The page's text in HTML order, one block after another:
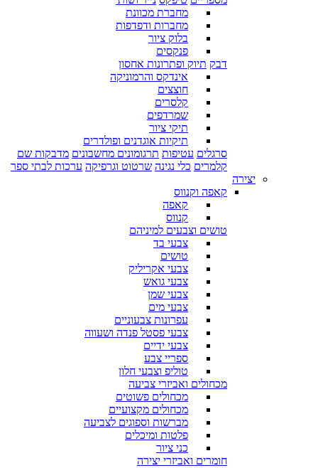
מחברת מכוונת
מחברות ודפדפות
בלוק ציור
פנקסים
דבק תיוק ופתרונות אחסון
אינדקס והרמוניקה
חוצצים
קלסרים
שמרדפים
תיקי ציור
תיקיות אוגדנים ופולדרים
סרגלים עטיפות תרגומונים מחשבונים מדבקות שם
קלמרים כלי נגינה שרטוט וגרפיקה ערכות לבתי ספר
יצירה
קאפה וקנווס
קאפה
קנווס
טושים וצבעים למיניהם
צבעי בד
טושים
צבעי אקריליק
צבעי גואש
צבעי שמן
צבעי מים
עפרונות צבעוניים
צבעי פסטל פנדה ושעווה
צבעי ידיים
ספריי צבע
טוליפ וצבעי חלון
מכחולים ואביזרי צביעה
מכחולים פשוטים
מכחולים מקצועיים
מברשות וספוגים לצביעה
פלטות ומיכלים
כני ציור
חומרים ואביזרי יצירה